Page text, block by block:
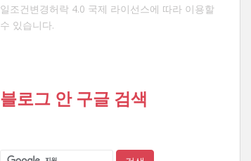
일조건변경허락 4.0 국제 라이선스에 따라 이용할
수 있습니다.
블로그 안 구글 검색